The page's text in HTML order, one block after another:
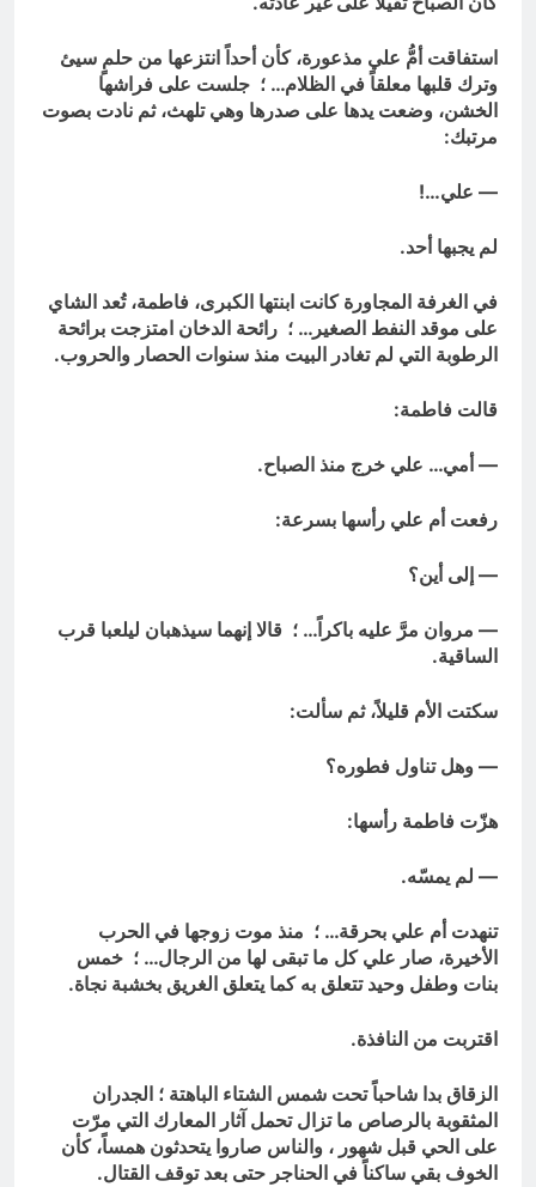
انتهت الحرب… لكن لم ينتهي
18 ساعة Ago
استفاقت أمُّ علي مذعورة، كأن أحداً انتزعها من حلمٍ سيئ
وترك قلبها معلقاً في الظلام… ؛ جلست على فراشها
الخشن، وضعت يدها على صدرها وهي تلهث، ثم نادت بصوت
مرتبك:
— علي…!
لم يجبها أحد.
في الغرفة المجاورة كانت ابنتها الكبرى، فاطمة، تُعد الشاي
على موقد النفط الصغير… ؛ رائحة الدخان امتزجت برائحة
الرطوبة التي لم تغادر البيت منذ سنوات الحصار والحروب.
قالت فاطمة:
— أمي… علي خرج منذ الصباح.
رفعت أم علي رأسها بسرعة:
— إلى أين؟
— مروان مرَّ عليه باكراً… ؛ قالا إنهما سيذهبان ليلعبا قرب
الساقية.
سكتت الأم قليلاً، ثم سألت:
— وهل تناول فطوره؟
هزّت فاطمة رأسها:
— لم يمسّه.
تنهدت أم علي بحرقة… ؛ منذ موت زوجها في الحرب
الأخيرة، صار علي كل ما تبقى لها من الرجال… ؛ خمس
بنات وطفل وحيد تتعلق به كما يتعلق الغريق بخشبة نجاة.
اقتربت من النافذة.
الزقاق بدا شاحباً تحت شمس الشتاء الباهتة ؛ الجدران
المثقوبة بالرصاص ما تزال تحمل آثار المعارك التي مرّت
على الحي قبل شهور ، والناس صاروا يتحدثون همساً، كأن
الخوف بقي ساكناً في الحناجر حتى بعد توقف القتال.